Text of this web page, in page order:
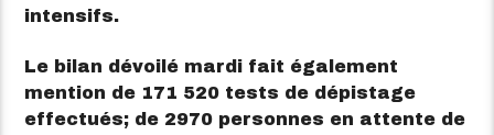
intensifs.
Le bilan dévoilé mardi fait également
mention de 171 520 tests de dépistage
effectués; de 2970 personnes en attente de